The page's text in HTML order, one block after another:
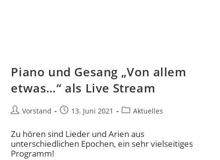
Piano und Gesang „Von allem
etwas…“ als Live Stream
Vorstand 13. Juni 2021 Aktuelles
Zu hören sind Lieder und Arien aus
unterschiedlichen Epochen, ein sehr vielseitiges
Programm!